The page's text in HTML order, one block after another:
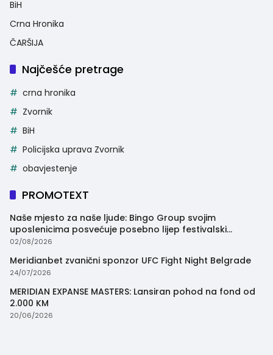
BiH
Crna Hronika
ČARŠIJA
Najčešće pretrage
crna hronika
Zvornik
BiH
Policijska uprava Zvornik
obavjestenje
PROMOTEXT
Naše mjesto za naše ljude: Bingo Group svojim
uposlenicima posvećuje posebno lijep festivalski
trenutak
02/08/2026
Meridianbet zvanični sponzor UFC Fight Night Belgrade
24/07/2026
MERIDIAN EXPANSE MASTERS: Lansiran pohod na fond od
2.000 KM
20/06/2026